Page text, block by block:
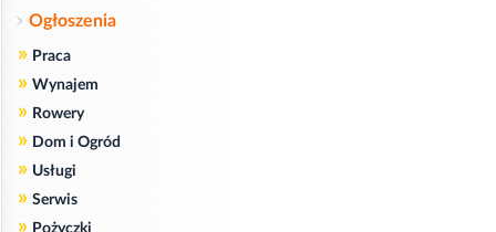
Ogłoszenia
» Praca
» Wynajem
» Rowery
» Dom i Ogród
» Usługi
» Serwis
» Pożyczki